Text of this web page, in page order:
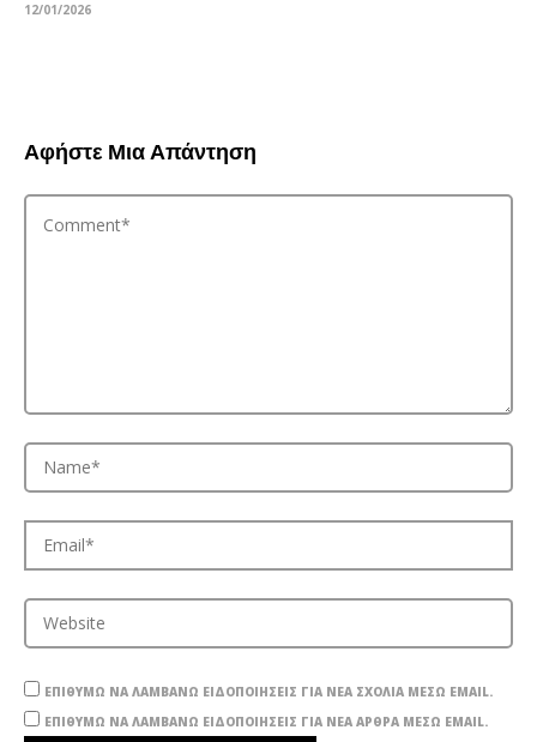
12/01/2026
Αφήστε Μια Απάντηση
ΕΠΙΘΥΜΏ ΝΑ ΛΑΜΒΆΝΩ ΕΙΔΟΠΟΙΉΣΕΙΣ ΓΙΑ ΝΈΑ ΣΧΌΛΙΑ ΜΈΣΩ EMAIL.
ΕΠΙΘΥΜΏ ΝΑ ΛΑΜΒΆΝΩ ΕΙΔΟΠΟΙΉΣΕΙΣ ΓΙΑ ΝΈΑ ΆΡΘΡΑ ΜΈΣΩ EMAIL.